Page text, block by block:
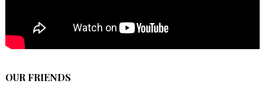
OUR FRIENDS